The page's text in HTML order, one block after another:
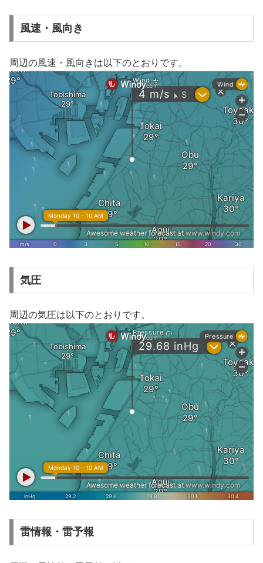
風速・風向き
周辺の風速・風向きは以下のとおりです。
気圧
周辺の気圧は以下のとおりです。
雷情報・雷予報